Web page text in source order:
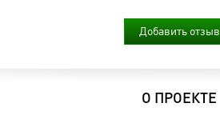
Добавить отзыв
О ПРОЕКТЕ